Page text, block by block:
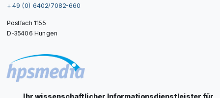
+ 49 (0) 6402/7082-660
Postfach 1155
D-35406 Hungen